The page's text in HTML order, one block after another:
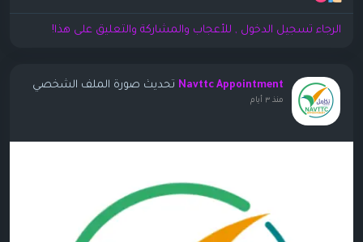
الرجاء تسجيل الدخول , للأعجاب والمشاركة والتعليق على هذا!
Navttc Appointment تحديث صورة الملف الشخصي
منذ ٣ أيام